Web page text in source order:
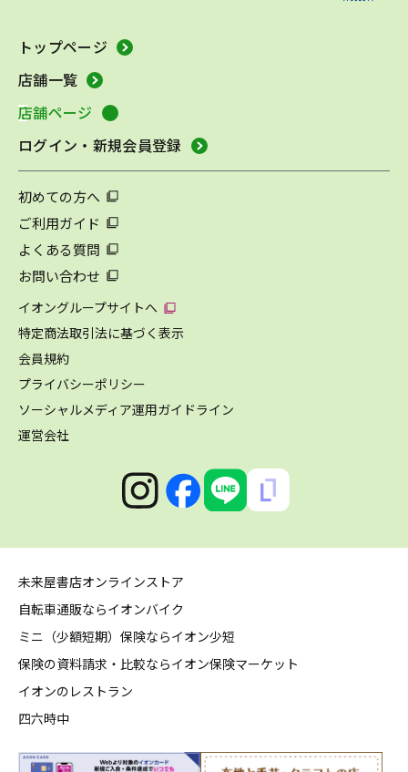
トップページ
店舗一覧
店舗ページ
ログイン・新規会員登録
初めての方へ
ご利用ガイド
よくある質問
お問い合わせ
イオングループサイトへ
特定商法取引法に基づく表示
会員規約
プライバシーポリシー
ソーシャルメディア運用ガイドライン
運営会社
未来屋書店オンラインストア
自転車通販ならイオンバイク
ミニ（少額短期）保険ならイオン少短
保険の資料請求・比較ならイオン保険マーケット
イオンのレストラン
四六時中